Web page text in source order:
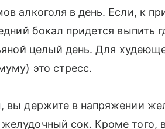
алкоголя в день. Если, к
бокал придется выпить
целый день. Для
это стресс.
вы держите в напряжении
сок. Кроме того,